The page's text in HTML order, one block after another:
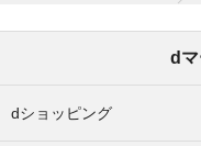
d
dショッピング